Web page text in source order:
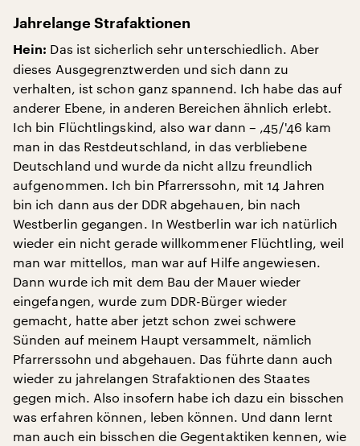
Jahrelange Strafaktionen
Hein: Das ist sicherlich sehr unterschiedlich. Aber
dieses Ausgegrenztwerden und sich dann zu
verhalten, ist schon ganz spannend. Ich habe das auf
anderer Ebene, in anderen Bereichen ähnlich erlebt.
Ich bin Flüchtlingskind, also war dann – ‚45/'46 kam
man in das Restdeutschland, in das verbliebene
Deutschland und wurde da nicht allzu freundlich
aufgenommen. Ich bin Pfarrerssohn, mit 14 Jahren
bin ich dann aus der DDR abgehauen, bin nach
Westberlin gegangen. In Westberlin war ich natürlich
wieder ein nicht gerade willkommener Flüchtling, weil
man war mittellos, man war auf Hilfe angewiesen.
Dann wurde ich mit dem Bau der Mauer wieder
eingefangen, wurde zum DDR-Bürger wieder
gemacht, hatte aber jetzt schon zwei schwere
Sünden auf meinem Haupt versammelt, nämlich
Pfarrerssohn und abgehauen. Das führte dann auch
wieder zu jahrelangen Strafaktionen des Staates
gegen mich. Also insofern habe ich dazu ein bisschen
was erfahren können, leben können. Und dann lernt
man auch ein bisschen die Gegentaktiken kennen, wie